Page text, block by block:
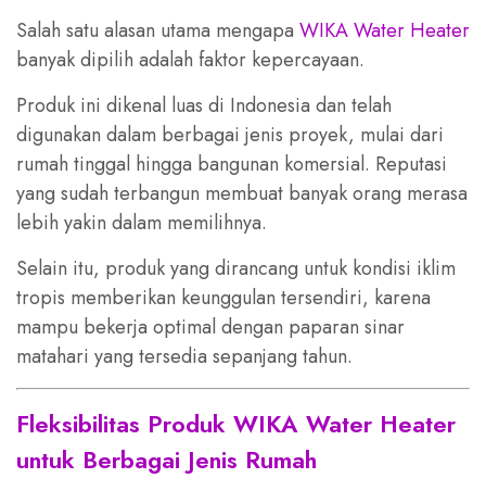
Salah satu alasan utama mengapa WIKA Water Heater
banyak dipilih adalah faktor kepercayaan.
Produk ini dikenal luas di Indonesia dan telah
digunakan dalam berbagai jenis proyek, mulai dari
rumah tinggal hingga bangunan komersial. Reputasi
yang sudah terbangun membuat banyak orang merasa
lebih yakin dalam memilihnya.
Selain itu, produk yang dirancang untuk kondisi iklim
tropis memberikan keunggulan tersendiri, karena
mampu bekerja optimal dengan paparan sinar
matahari yang tersedia sepanjang tahun.
Fleksibilitas Produk WIKA Water Heater
untuk Berbagai Jenis Rumah